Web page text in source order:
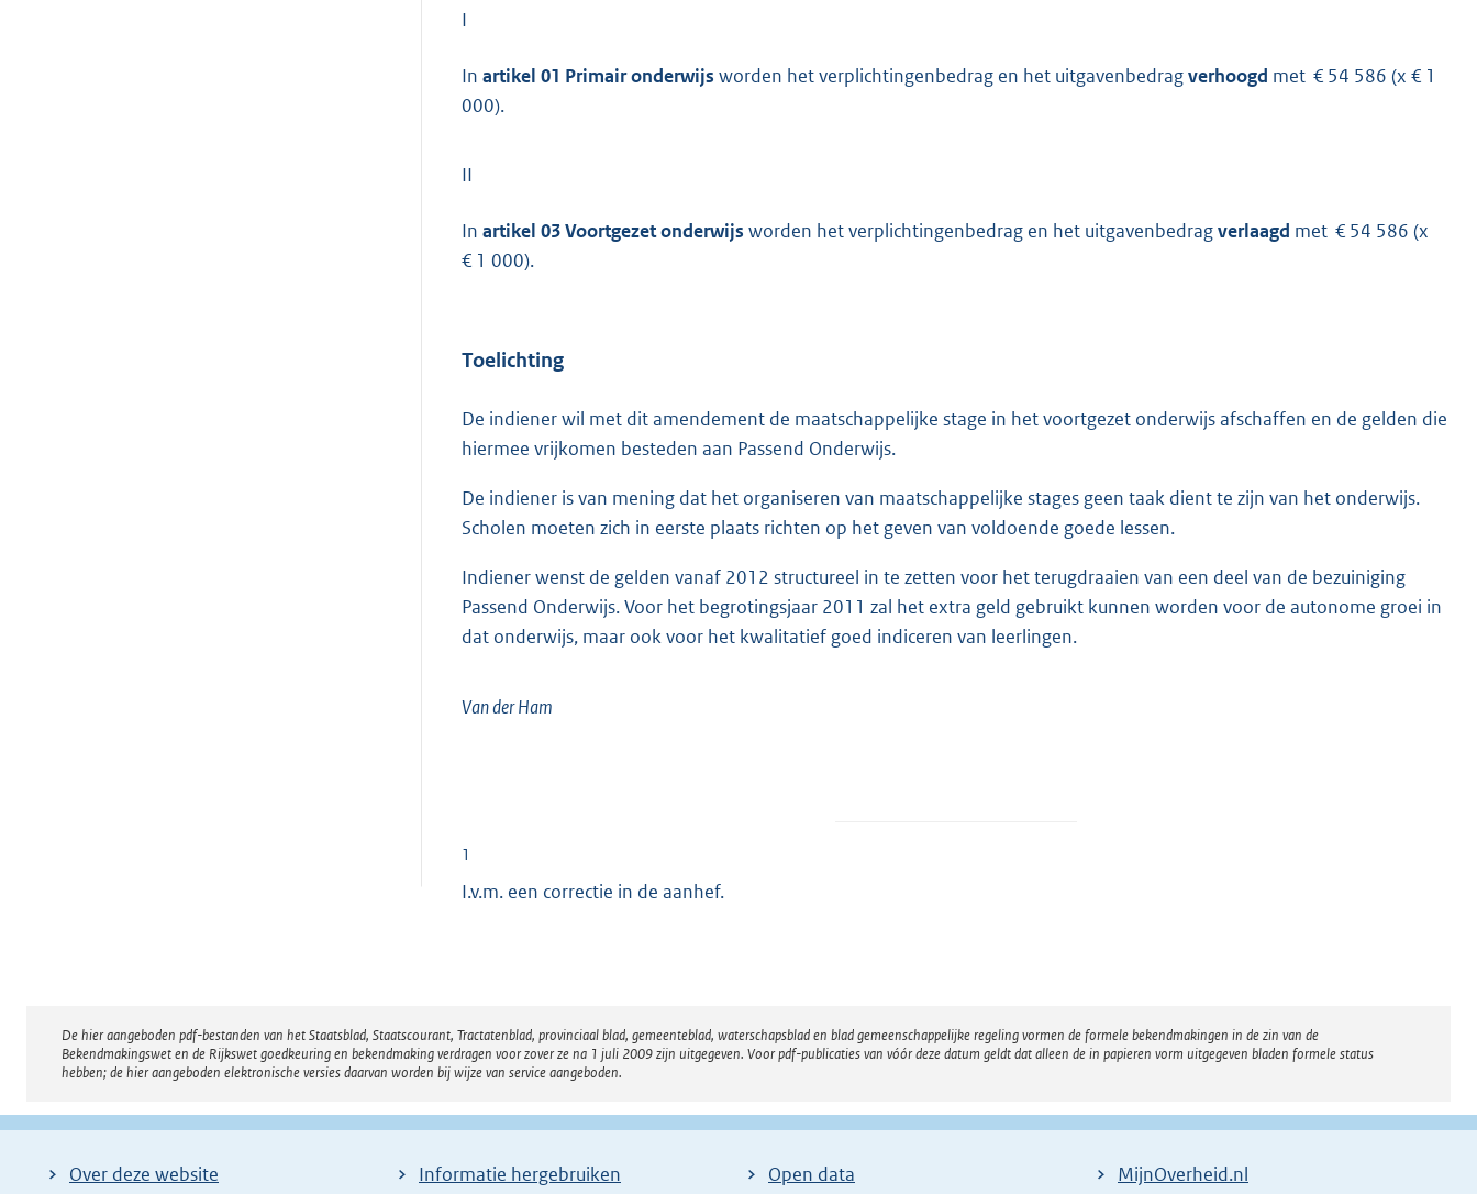
I
In artikel 01 Primair onderwijs worden het verplichtingenbedrag en het uitgavenbedragverhoogd met € 54 586 (x € 1
000).
II
In artikel 03 Voortgezet onderwijs worden het verplichtingenbedrag en het uitgavenbedragverlaagd met € 54 586 (x
€ 1 000).
Toelichting
De indiener wil met dit amendement de maatschappelijke stage in het voortgezet onderwijs afschaffen en de gelden die
hiermee vrijkomen besteden aan Passend Onderwijs.
De indiener is van mening dat het organiseren van maatschappelijke stages geen taak dient te zijn van het onderwijs.
Scholen moeten zich in eerste plaats richten op het geven van voldoende goede lessen.
Indiener wenst de gelden vanaf 2012 structureel in te zetten voor het terugdraaien van een deel van de bezuiniging
Passend Onderwijs. Voor het begrotingsjaar 2011 zal het extra geld gebruikt kunnen worden voor de autonome groei in
dat onderwijs, maar ook voor het kwalitatief goed indiceren van leerlingen.
Van der Ham
1
I.v.m. een correctie in de aanhef.
Disclaimer
De hier aangeboden pdf-bestanden van het Staatsblad, Staatscourant, Tractatenblad, provinciaal blad, gemeenteblad, waterschapsblad en blad gemeenschappelijke regeling vormen de formele bekendmakingen in de zin van de
Bekendmakingswet en de Rijkswet goedkeuring en bekendmaking verdragen voor zover ze na 1 juli 2009 zijn uitgegeven. Voor pdf-publicaties van vóór deze datum geldt dat alleen de in papieren vorm uitgegeven bladen formele status
hebben; de hier aangeboden elektronische versies daarvan worden bij wijze van service aangeboden.
Over deze website
Informatie hergebruiken
Open data
MijnOverheid.nl